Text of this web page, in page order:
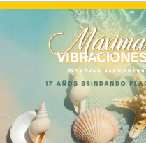
a